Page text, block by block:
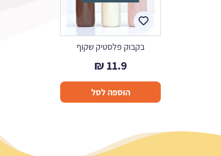
בקבוק פלסטיק שקוף
11.9
₪
הוספה לסל